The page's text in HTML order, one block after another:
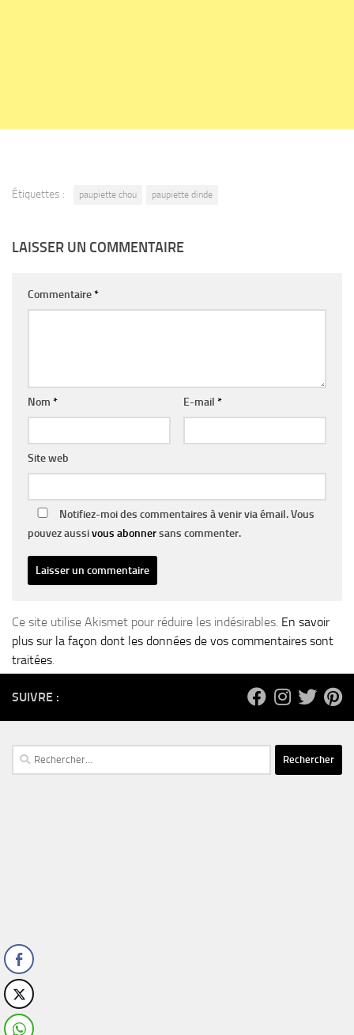
Étiquettes : paupiette chou paupiette dinde
LAISSER UN COMMENTAIRE
Commentaire*
Nom * E-mail *
Site web
Notifiez-moi des commentaires à venir via émail. Vous
pouvez aussivous abonnersans commenter.
Ce site utilise Akismet pour réduire les indésirables. En savoir
plus sur la façon dont les données de vos commentaires sont
traitées
SUIVRE :
Rechercher :